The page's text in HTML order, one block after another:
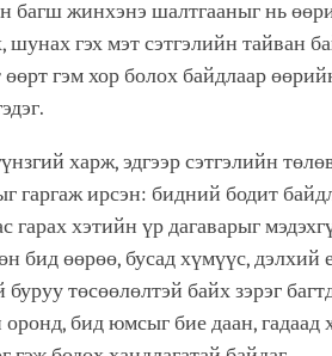
багш жинхэнэ шалтгааныг нь
шунах гэх мэт сэтгэлийн тайван
гэм хор болох байдлаар
харж, эдгээр сэтгэлийн
гаргаж ирсэн: бидний бодит
гарах хэтийн үр дагаварыг
бид өөрөө, бусад хүмүүс, дэлхий
төсөөлөлтэй байх зэрэг
бид юмсыг бие даан, гадаад